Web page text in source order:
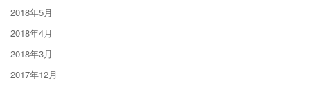
2018年5月
2018年4月
2018年3月
2017年12月